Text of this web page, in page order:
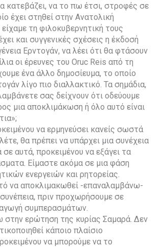
κατεβάζει, να το πω έτσι, στροφές σε
έχει στηθεί στην Ανατολική
τη φιλοκυβερνητική τους
και συγγενικές σχέσεις η έκδοσή
Ερντογάν, να λέει ότι θα φτάσουν
οι έρευνες του Oruc Reis από τη
ένα άλλο δημοσίευμα, το οποίο
λίγο πιο διαλλακτικό. Τα σημάδια,
σας δείχνουν ότι οδεύουμε
μια αποκλιμάκωση ή όλο αυτό είναι
να ερμηνεύσει κανείς σωστά
θα πρέπει να υπάρχει μια συνέχεια
σε αυτά, προκειμένου να εξάγει τα
Είμαστε ακόμα σε μια φάση
ενεργειών και ρητορείας.
να αποκλιμακωθεί -επαναλαμβάνω-
συνέπεια, πριν προχωρήσουμε σε
συμπερασμάτων.
στην ερώτηση της κυρίας Σαμαρά. Δεν
κάποιο πλαίσιο
να μπορούμε να το